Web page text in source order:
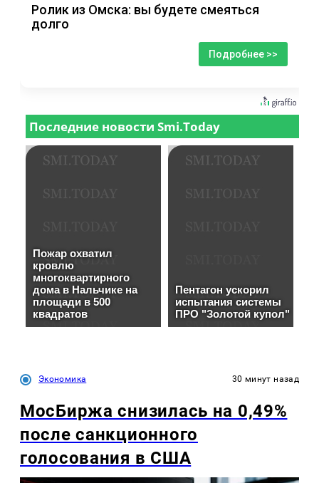
Ролик из Омска: вы будете смеяться
долго
Подробнее >>
Экономика 30 минут назад
МосБиржа снизилась на 0,49%
после санкционного
голосования в США